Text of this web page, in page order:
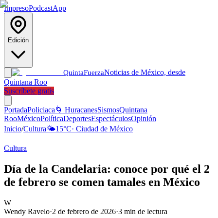
ImpresoPodcastApp
Edición
QuintaFuerzaNoticias de México, desde
Quintana Roo
Suscríbete gratis
PortadaPoliciaca 🌀 HuracanesSismosQuintana
RooMéxicoPolíticaDeportesEspectáculosOpinión
Inicio/Cultura🌤️15°C· Ciudad de México
Cultura
Día de la Candelaria: conoce por qué el 2
de febrero se comen tamales en México
W
Wendy Ravelo·2 de febrero de 2026·3 min de lectura